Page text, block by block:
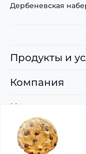
Дербеневская
Продукты и
Компания
Карьера
Поддержка